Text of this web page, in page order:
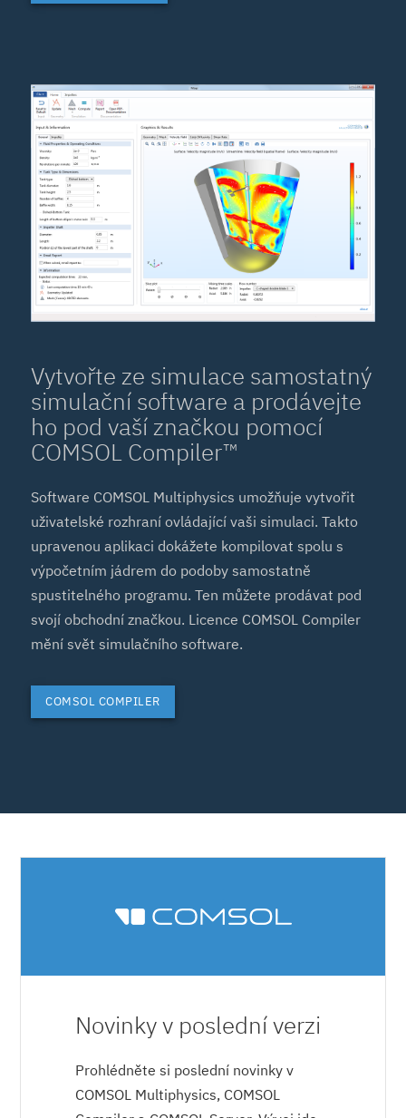
Vytvořte ze simulace samostatný
simulační software a prodávejte
ho pod vaší značkou pomocí
COMSOL Compiler™
Software COMSOL Multiphysics umožňuje vytvořit
uživatelské rozhraní ovládající vaši simulaci. Takto
upravenou aplikaci dokážete kompilovat spolu s
výpočetním jádrem do podoby samostatně
spustitelného programu. Ten můžete prodávat pod
svojí obchodní značkou. Licence COMSOL Compiler
mění svět simulačního software.
COMSOL COMPILER
Novinky v poslední verzi
Prohlédněte si poslední novinky v
COMSOL Multiphysics, COMSOL